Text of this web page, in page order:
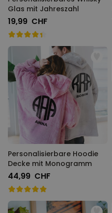
Glas mit Jahreszahl
19,99 CHF
Personalisierbare Hoodie
Decke mit Monogramm
44,99 CHF